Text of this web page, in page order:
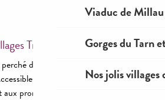
Viaduc de Millau
Gorges du Tarn
Nos jolis villages
Troglodytiques
de Liaucous pour la randonnée
uniquement à pied, Eglazines
promeneurs méritants. Une vue